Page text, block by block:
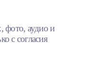
фото, аудио и
с согласия